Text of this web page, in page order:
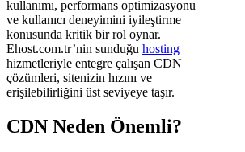
kullanımı, performans optimizasyonu
ve kullanıcı deneyimini iyileştirme
konusunda kritik bir rol oynar.
Ehost.com.tr’nin sunduğu hosting
hizmetleriyle entegre çalışan CDN
çözümleri, sitenizin hızını ve
erişilebilirliğini üst seviyeye taşır.
CDN Neden Önemli?